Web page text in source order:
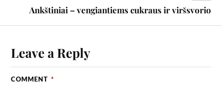
Ankštiniai – vengiantiems cukraus ir viršsvorio
Leave a Reply
COMMENT *